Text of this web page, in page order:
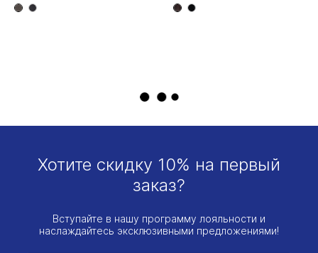
Хотите скидку 10% на первый
заказ?
Вступайте в нашу программу лояльности и
наслаждайтесь эксклюзивными предложениями!